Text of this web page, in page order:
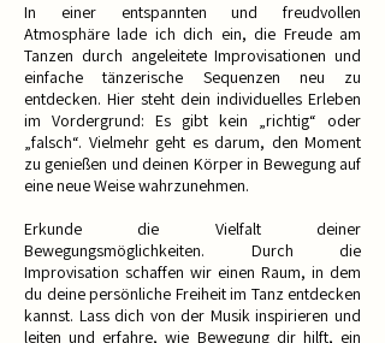
In einer entspannten und freudvollen
Atmosphäre lade ich dich ein, die Freude am
Tanzen durch angeleitete Improvisationen und
einfache tänzerische Sequenzen neu zu
entdecken. Hier steht dein individuelles Erleben
im Vordergrund: Es gibt kein „richtig“ oder
„falsch“. Vielmehr geht es darum, den Moment
zu genießen und deinen Körper in Bewegung auf
eine neue Weise wahrzunehmen.
Erkunde die Vielfalt deiner
Bewegungsmöglichkeiten. Durch die
Improvisation schaffen wir einen Raum, in dem
du deine persönliche Freiheit im Tanz entdecken
kannst. Lass dich von der Musik inspirieren und
leiten und erfahre, wie Bewegung dir hilft, ein